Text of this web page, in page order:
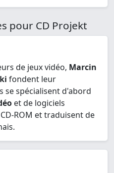
pour CD Projekt
de jeux vidéo, Marcin
fondent leur
se spécialisent d'abord
et de logiciels
ROM et traduisent de